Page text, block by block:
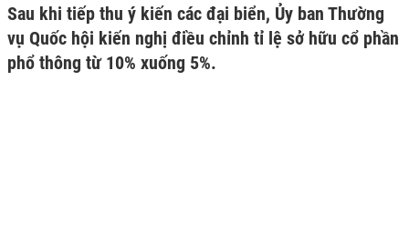
Sau khi tiếp thu ý kiến các đại biển, Ủy ban Thường
vụ Quốc hội kiến nghị điều chỉnh tỉ lệ sở hữu cổ phần
phổ thông từ 10% xuống 5%.